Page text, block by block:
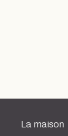
La maison